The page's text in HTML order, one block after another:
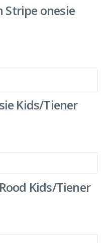
Stripe onesie
Kids/Tiener
Kids/Tiener